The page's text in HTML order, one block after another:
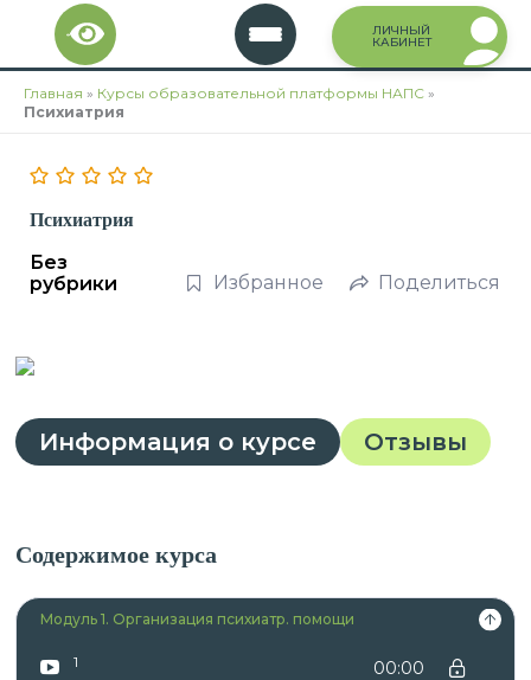
Перейти
содержимому
ЛИЧНЫЙ
КАБИНЕТ
Главная » Курсы образовательной платформы НАПС »
Психиатрия
Психиатрия
Без
рубрики
Избранное Поделиться
Информация о курсе Отзывы
Содержимое курса
Модуль 1. Организация психиатр. помощи
1 00:00